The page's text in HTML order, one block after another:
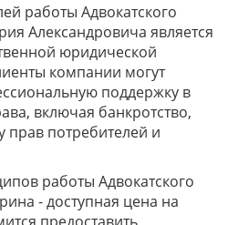
работы Адвокатского
Александровича является
юридической
компании могут
поддержку в
включая банкротство,
прав потребителей и
работы Адвокатского
- доступная цена на